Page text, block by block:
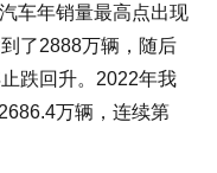
车年销量最高点出现
了2888万辆，随后
跌回升。2022年我
万辆，连续第